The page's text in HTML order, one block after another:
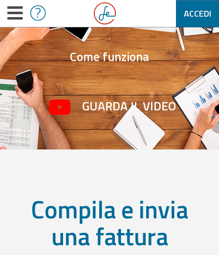
ACCEDI
Come funziona
GUARDA IL VIDEO
Compila e invia
una fattura